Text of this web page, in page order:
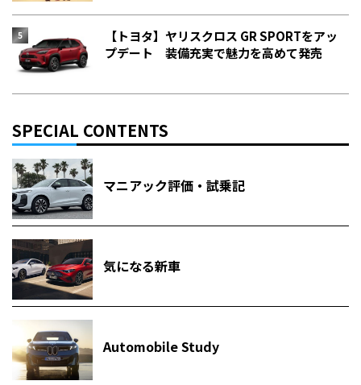
【トヨタ】ヤリスクロス GR SPORTをアッ
プデート 装備充実で魅力を高めて発売
SPECIAL CONTENTS
マニアック評価・試乗記
気になる新車
Automobile Study